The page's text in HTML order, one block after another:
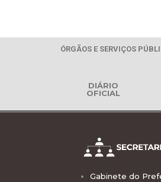
ÓRGÃOS E SERVIÇOS
DIÁRIO
OFICIAL
Gabinete do